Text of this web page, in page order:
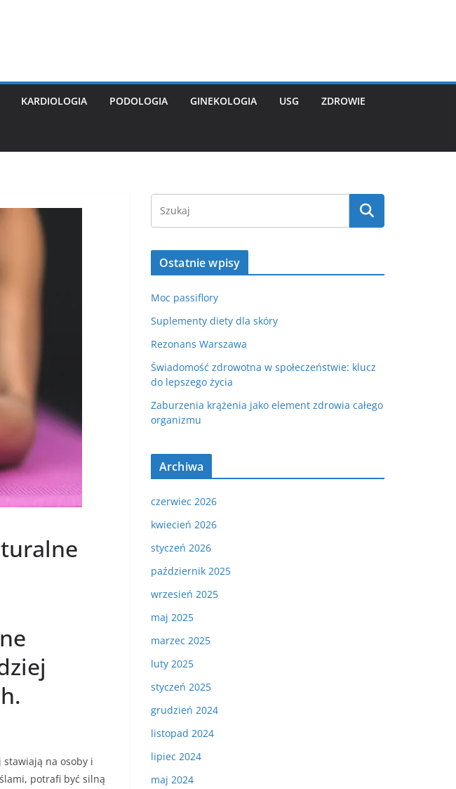
KARDIOLOGIA PODOLOGIA GINEKOLOGIA USG ZDROWIE
stawiają na osoby i
potrafi być silną
Ostatnie wpisy
Moc passiflory
Suplementy diety dla skóry
Rezonans Warszawa
Świadomość zdrowotna w społeczeństwie: klucz
do lepszego życia
Zaburzenia krążenia jako element zdrowia całego
organizmu
Archiwa
czerwiec 2026
kwiecień 2026
styczeń 2026
październik 2025
wrzesień 2025
maj 2025
marzec 2025
luty 2025
styczeń 2025
grudzień 2024
listopad 2024
lipiec 2024
maj 2024